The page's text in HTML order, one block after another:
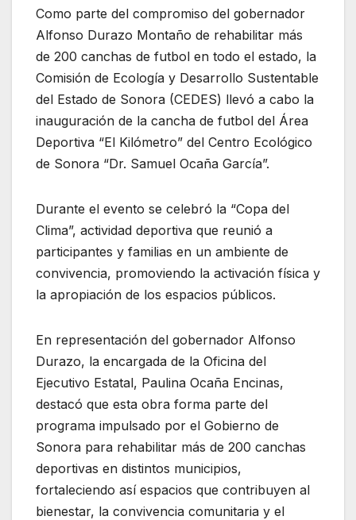
Como parte del compromiso del gobernador
Alfonso Durazo Montaño de rehabilitar más
de 200 canchas de futbol en todo el estado, la
Comisión de Ecología y Desarrollo Sustentable
del Estado de Sonora (CEDES) llevó a cabo la
inauguración de la cancha de futbol del Área
Deportiva “El Kilómetro” del Centro Ecológico
de Sonora “Dr. Samuel Ocaña García”.
Durante el evento se celebró la “Copa del
Clima”, actividad deportiva que reunió a
participantes y familias en un ambiente de
convivencia, promoviendo la activación física y
la apropiación de los espacios públicos.
En representación del gobernador Alfonso
Durazo, la encargada de la Oficina del
Ejecutivo Estatal, Paulina Ocaña Encinas,
destacó que esta obra forma parte del
programa impulsado por el Gobierno de
Sonora para rehabilitar más de 200 canchas
deportivas en distintos municipios,
fortaleciendo así espacios que contribuyen al
bienestar, la convivencia comunitaria y el